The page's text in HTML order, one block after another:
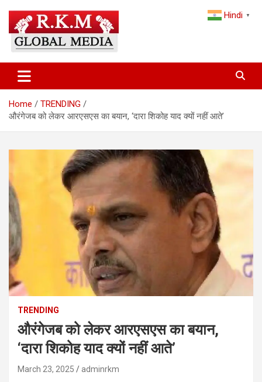
content
Latest Hindi News & Breaking
News – RKM Global Media
and the World
Home
TRENDING
औरंगेजब को लेकर आरएसएस का बयान, ‘दारा शिकोह याद क्यों नहीं आते’
TRENDING
औरंगेजब को लेकर आरएसएस का बयान,
‘दारा शिकोह याद क्यों नहीं आते’
March 23, 2025 adminrkm
Hindi ▼